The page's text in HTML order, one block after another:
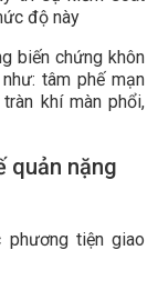
độ này
biến chứng khôn
tâm phế mạn
khí màn phổi,
quản nặng
tiện giao